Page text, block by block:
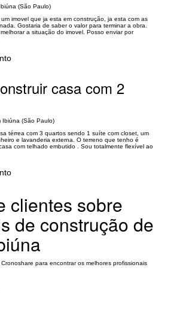
(São Paulo)
imovel que ja esta em construção, ja esta com as
Gostaria de saber o valor para terminar a obra.
a situação do imovel. Posso enviar por
casa com 2
Ibiúna (São Paulo)
térrea com 3 quartos sendo 1 suíte com closet, um
e lavanderia externa. O terreno que tenho é
com telhado embutido . Sou totalmente flexível ao
clientes sobre
de construção de
para encontrar os melhores profissionais